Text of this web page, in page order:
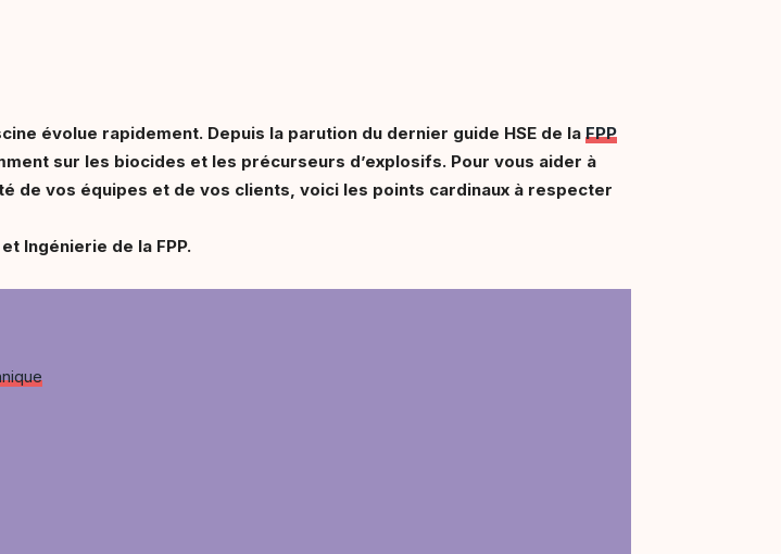
évolue rapidement. Depuis la parution du dernier guide HSE de la FPP
sur les biocides et les précurseurs d’explosifs. Pour vous aider à
de vos équipes et de vos clients, voici les points cardinaux à respecter
Ingénierie de la FPP.